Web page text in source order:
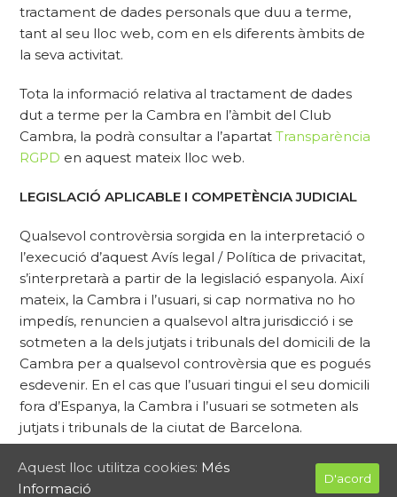
tractament de dades personals que duu a terme,
tant al seu lloc web, com en els diferents àmbits de
la seva activitat.
Tota la informació relativa al tractament de dades
dut a terme per la Cambra en l’àmbit del Club
Cambra, la podrà consultar a l’apartatTransparència
RGPD en aquest mateix lloc web.
LEGISLACIÓ APLICABLE I COMPETÈNCIA JUDICIAL
Qualsevol controvèrsia sorgida en la interpretació o
l’execució d’aquest Avís legal / Política de privacitat,
s’interpretarà a partir de la legislació espanyola. Així
mateix, la Cambra i l’usuari, si cap normativa no ho
impedís, renuncien a qualsevol altra jurisdicció i se
sotmeten a la dels jutjats i tribunals del domicili de la
Cambra per a qualsevol controvèrsia que es pogués
esdevenir. En el cas que l’usuari tingui el seu domicili
fora d’Espanya, la Cambra i l’usuari se sotmeten als
jutjats i tribunals de la ciutat de Barcelona.
Última actualització: Juny 2020
Aquest lloc utilitza cookies: Més
Informació
D'acord